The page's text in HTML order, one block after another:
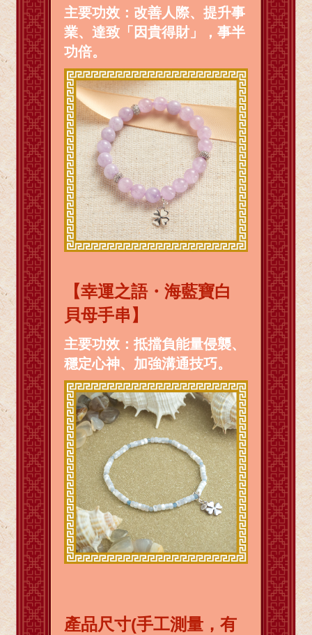
主要功效：改善人際、提升事
業、達致「因貴得財」，事半
功倍。
【幸運之語・海藍寶白
貝母手串】
主要功效：抵擋負能量侵襲、
穩定心神、加強溝通技巧。
產品尺寸(手工測量，有